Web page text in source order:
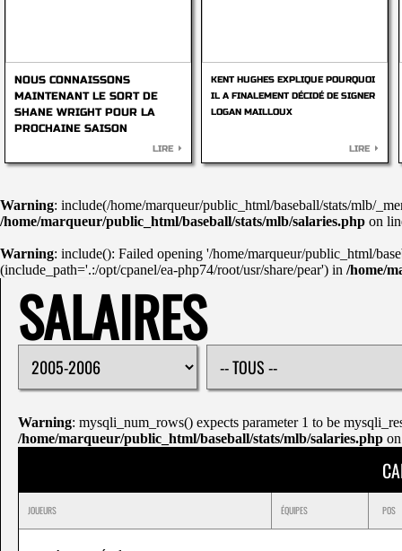
NOUS CONNAISSONS
MAINTENANT LE SORT DE
SHANE WRIGHT POUR LA
PROCHAINE SAISON
LIRE
KENT HUGHES EXPLIQUE POURQUOI
IL A FINALEMENT DÉCIDÉ DE SIGNER
LOGAN MAILLOUX
LIRE
Warning: include(/home/marqueur/public_html/baseball/stats/mlb/
/home/marqueur/public_html/baseball/stats/mlb/salaries.php on
Warning: include(): Failed opening '/home/marqueur/public_html/
(include_path='.:/opt/cpanel/ea-php74/root/usr/share/pear') in /home/
SALAIRES
Warning: mysqli_num_rows() expects parameter 1 to be
/home/marqueur/public_html/baseball/stats/mlb/salaries.php
JOUEURS ÉQUIPES POS